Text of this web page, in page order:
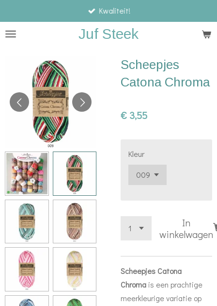
direct
naar
hoofdinhoud
Juf Steek
Kwaliteit!
Scheepjes
Catona Chroma
€ 3,55
Kleur
In
winkelwagen
Scheepjes Catona
Chroma is een prachtige
meerkleurige variatie op